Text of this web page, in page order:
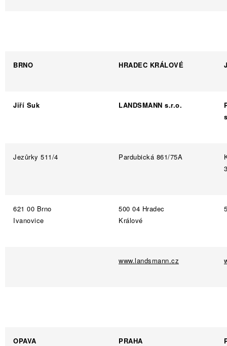
BRNO HRADEC KRÁLOVÉ
Jiří Suk LANDSMANN s.r.o.
Jezůrky 511/4 Pardubická 861/75A
621 00 Brno
Ivanovice
500 04 Hradec
Králové
www.landsmann.cz
OPAVA PRAHA